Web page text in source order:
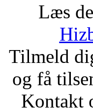
Læs
Tilmeld
og få
Kontakt